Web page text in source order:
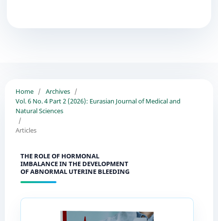
Home / Archives /
Vol. 6 No. 4 Part 2 (2026): Eurasian Journal of Medical and
Natural Sciences
/
Articles
THE ROLE OF HORMONAL
IMBALANCE IN THE DEVELOPMENT
OF ABNORMAL UTERINE BLEEDING